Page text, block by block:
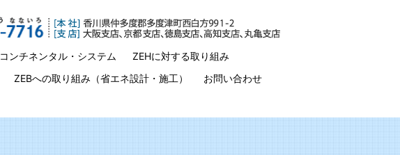
コンチネンタル・システム
ZEHに対する取り組み
ZEBへの取り組み（省エネ設計・施工）
お問い合わせ